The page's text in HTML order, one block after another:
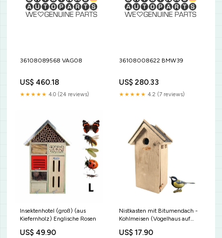
36108089568 VAG08
US$ 460.18
★★★★★ 4.0 (24 reviews)
36108008622 BMW39
US$ 280.33
★★★★★ 4.2 (7 reviews)
Insektenhotel (groß) (aus
Kiefernholz) Englische Rosen
US$ 49.90
Nistkasten mit Bitumendach -
Kohlmeisen (Vogelhaus auf
US$ 17.90